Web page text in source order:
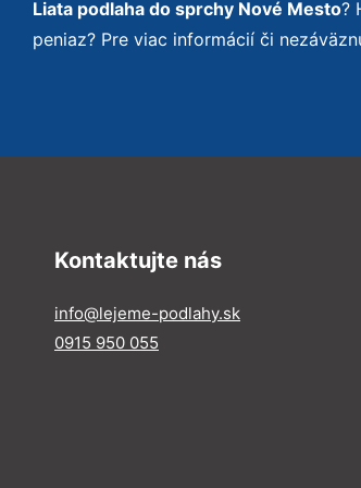
Liata podlaha do sprchy Nové Mesto?
peniaz? Pre viac informácií či
Kontaktujte nás
info@lejeme-podlahy.sk
0915 950 055